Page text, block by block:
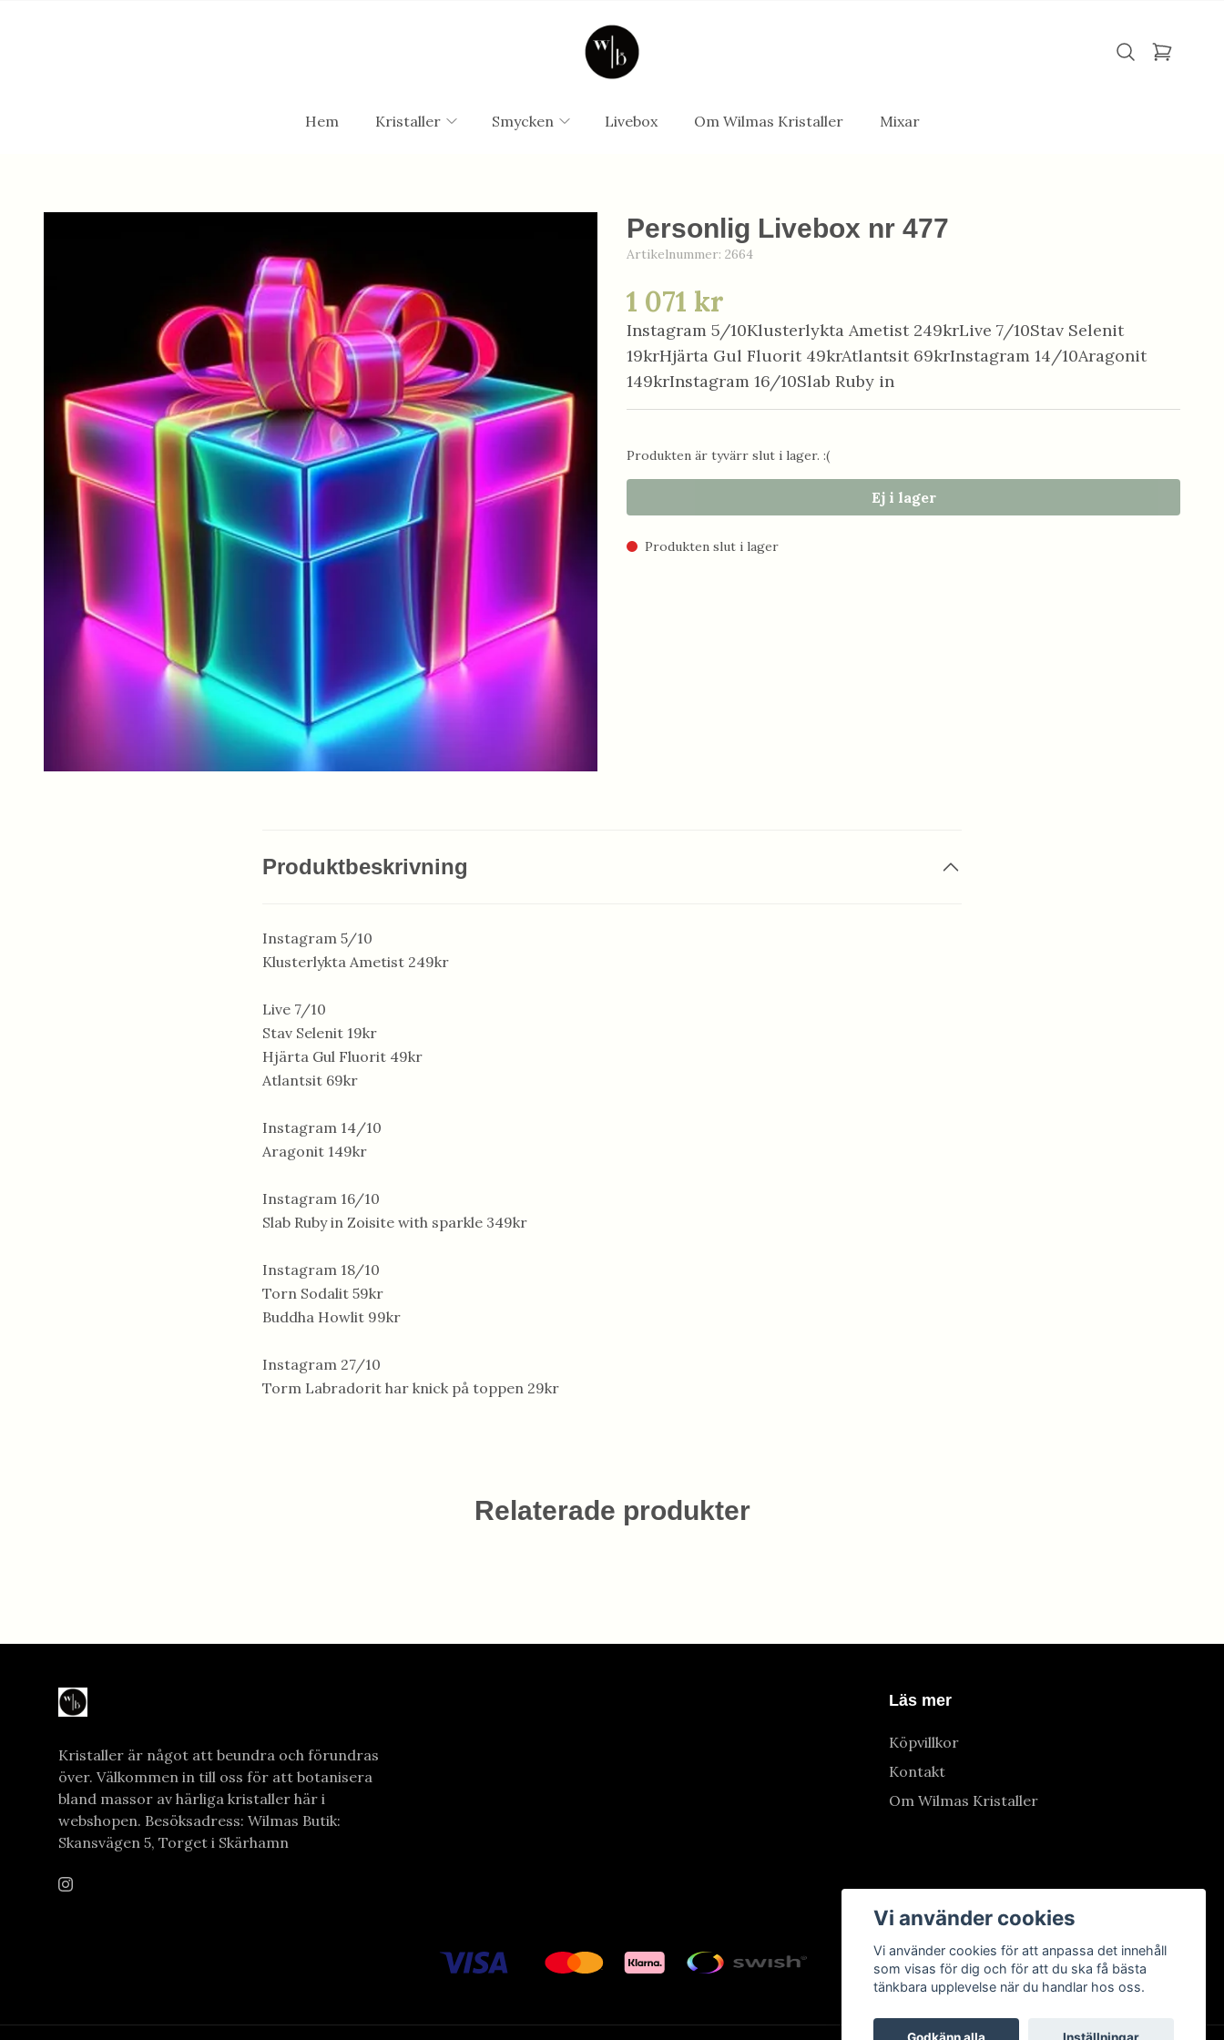
Hem Kristaller Smycken Livebox Om Wilmas Kristaller Mixar
Personlig Livebox nr 477
Artikelnummer: 2664
1 071 kr
Instagram 5/10Klusterlykta Ametist 249krLive 7/10Stav Selenit
19krHjärta Gul Fluorit 49krAtlantsit 69krInstagram 14/10Aragonit
149krInstagram 16/10Slab Ruby in
Produkten är tyvärr slut i lager. :(
Ej i lager
Produkten slut i lager
Produktbeskrivning
Instagram 5/10
Klusterlykta Ametist 249kr
Live 7/10
Stav Selenit 19kr
Hjärta Gul Fluorit 49kr
Atlantsit 69kr
Instagram 14/10
Aragonit 149kr
Instagram 16/10
Slab Ruby in Zoisite with sparkle 349kr
Instagram 18/10
Torn Sodalit 59kr
Buddha Howlit 99kr
Instagram 27/10
Torm Labradorit har knick på toppen 29kr
Relaterade produkter
Kristaller är något att beundra och förundras
över. Välkommen in till oss för att botanisera
bland massor av härliga kristaller här i
webshopen. Besöksadress: Wilmas Butik:
Skansvägen 5, Torget i Skärhamn
Läs mer
Köpvillkor
Kontakt
Om Wilmas Kristaller
Vi använder cookies
Vi använder cookies för att anpassa det innehåll
som visas för dig och för att du ska få bästa
tänkbara upplevelse när du handlar hos oss.